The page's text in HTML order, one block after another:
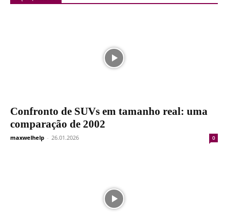
Confronto de SUVs em tamanho real: uma
comparação de 2002
maxwelhelp - 26.01.2026 0